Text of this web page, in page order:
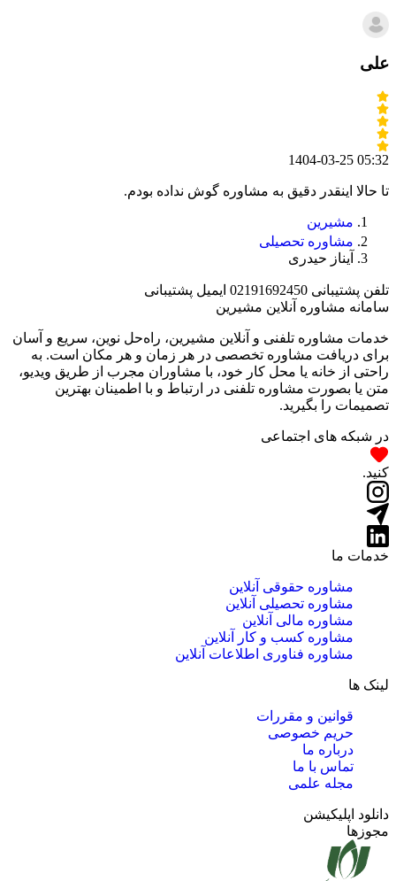
علی
1404-03-25 05:32
تا حالا اینقدر دقیق به مشاوره گوش نداده بودم.
مشیرین
مشاوره تحصیلی
آیناز حیدری
تلفن پشتیبانی 02191692450 ایمیل پشتیبانی
سامانه مشاوره آنلاین مشیرین
خدمات مشاوره تلفنی و آنلاین مشیرین، راه‌‌حل نوین، سریع و آسان
برای دریافت مشاوره تخصصی در هر زمان و هر مکان است. به
راحتی از خانه یا محل کار خود، با مشاوران مجرب از طریق ویدیو،
متن یا بصورت مشاوره تلفنی در ارتباط و با اطمینان بهترین
تصمیمات را بگیرید.
در شبکه های اجتماعی
کنید.
خدمات ما
مشاوره حقوقی آنلاین
مشاوره تحصیلی آنلاین
مشاوره مالی آنلاین
مشاوره کسب و کار آنلاین
مشاوره فناوری اطلاعات آنلاین
لینک ها
قوانین و مقررات
حریم خصوصی
درباره ما
تماس با ما
مجله علمی
دانلود اپلیکیشن
مجوزها